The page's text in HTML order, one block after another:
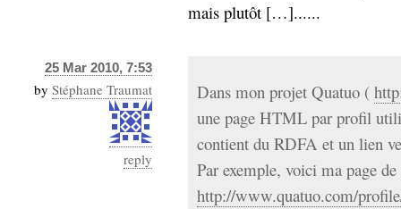
mais plutôt […]......
25 Mar 2010, 7:53
by Stéphane Traumat
reply
Dans mon projet Quatuo (
une page HTML par profil
contient du RDFA et un lien
Par exemple, voici ma page
http://www.quatuo.com/